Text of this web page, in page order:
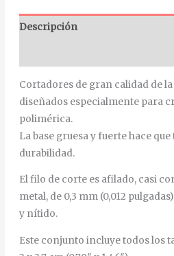
Descripción
Cortadores de gran calidad de
diseñados especialmente para
polimérica.
La base gruesa y fuerte hace
durabilidad.
El filo de corte es afilado, casi
metal, de 0,3 mm (0,012
y nítido.
Este conjunto incluye todos los